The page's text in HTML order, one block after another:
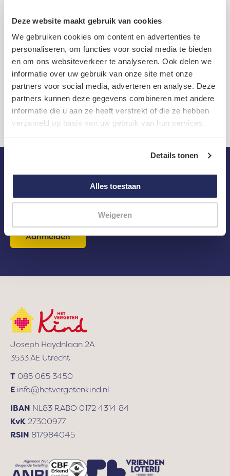
Deze website maakt gebruik van cookies
We gebruiken cookies om content en advertenties te
personaliseren, om functies voor social media te bieden
en om ons websiteverkeer te analyseren. Ook delen we
informatie over uw gebruik van onze site met onze
partners voor social media, adverteren en analyse. Deze
partners kunnen deze gegevens combineren met andere
informatie die u aan ze heeft verstrekt of die ze hebben
verzameld op basis van uw gebruik van hun services.
Details tonen
Alles toestaan
Weigeren
de
hel
15
jaar
herbeleefd”
Ik was vroeger een vergeten kind
“Wat mij het meest is bijgebleven is dat
mijn moeder een paar tassen klaar
had gezet en dat we zonder dat
iemand iets aan ons uitlegde naar een
pleeggezin werden gebracht.
Lees verder:
“Wat
mij
het
bijgebleven
dat
moeder
en
dat
we
iemand
een
Blijf op de hoogte
Schrijf je in voor de nieuwsbrief
m
i
Joseph Haydnlaan 2A
3533 AE Utrecht
T 085 065 3450
E info@hetvergetenkind.nl
IBAN NL83 RABO 0172 4314 84
KvK 27300977
RSIN 817984045